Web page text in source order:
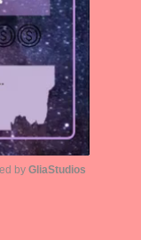
by GliaStudios